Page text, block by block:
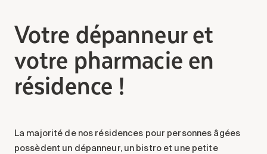
Votre dépanneur et
votre pharmacieen
résidence!
La majorité de nos résidences pour personnes âgées
possèdent un dépanneur, un bistro et une petite